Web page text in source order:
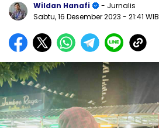
Wildan Hanafi
- Jurnalis
Sabtu, 16 Desember 2023 - 21:41 WIB